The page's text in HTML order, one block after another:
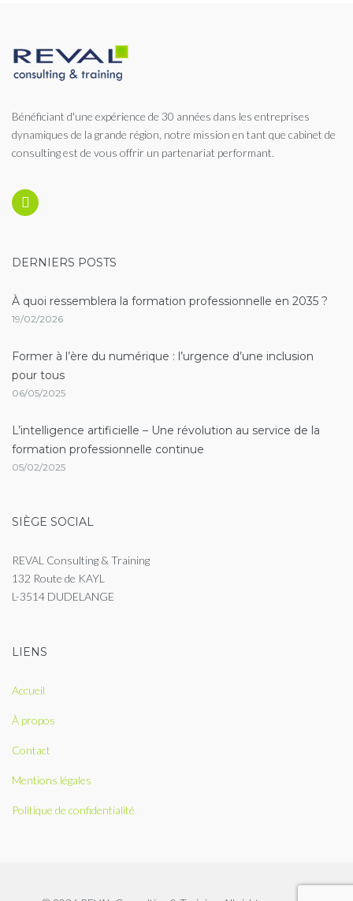
Bénéficiant d'une expérience de 30 années dans les entreprises
dynamiques de la grande région, notre mission en tant que cabinet de
consulting est de vous offrir un partenariat performant.
DERNIERS POSTS
À quoi ressemblera la formation professionnelle en 2035 ?
19/02/2026
Former à l’ère du numérique : l’urgence d’une inclusion
pour tous
06/05/2025
L’intelligence artificielle – Une révolution au service de la
formation professionnelle continue
05/02/2025
SIÈGE SOCIAL
REVAL Consulting & Training
132 Route de KAYL
L-3514 DUDELANGE
LIENS
Accueil
À propos
Contact
Mentions légales
Politique de confidentialité